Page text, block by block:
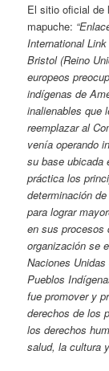
El sitio oficial de
mapuche:
International
Bristol (Reino
europeos
indígenas de
inalienables que
reemplazar al
venía operando
su base ubicada
práctica los
determinación
para lograr
en sus procesos
organización se
Naciones
Pueblos
fue promover y
derechos de los
los derechos
salud, la cultura